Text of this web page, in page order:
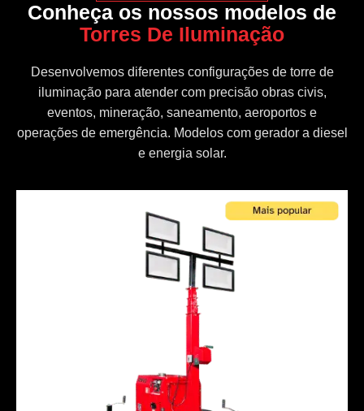
Conheça os nossos modelos de
Torres De Iluminação
Desenvolvemos diferentes configurações de torre de
iluminação para atender com precisão obras civis,
eventos, mineração, saneamento, aeroportos e
operações de emergência. Modelos com gerador a diesel
e energia solar.